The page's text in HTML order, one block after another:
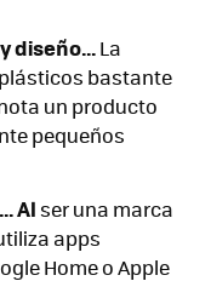
diseño...La
bastante
un producto
pequeños
Alser una marca
apps
Home o Apple